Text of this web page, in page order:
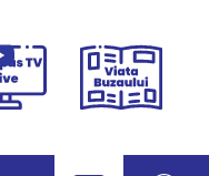
Campus
Viața